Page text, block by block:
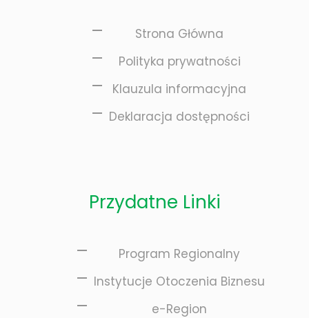
Strona Główna
Polityka prywatności
Klauzula informacyjna
Deklaracja dostępności
Przydatne Linki
Program Regionalny
Instytucje Otoczenia Biznesu
e-Region